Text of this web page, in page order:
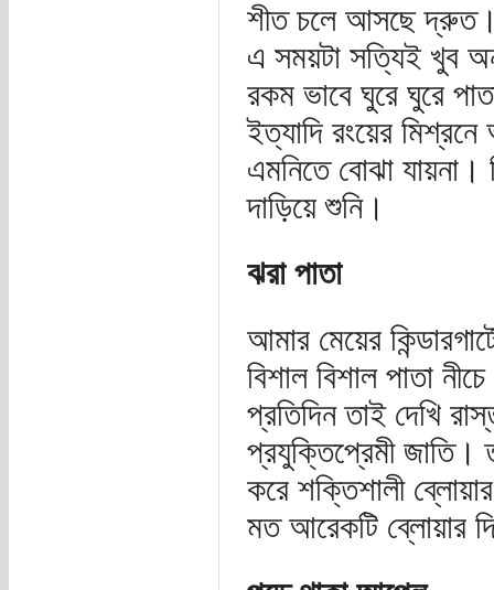
শীত চলে আসছে দ্রুত।
এ সময়টা সত্যিই খুব
রকম ভাবে ঘুরে ঘুরে
ইত্যাদি রংয়ের
এমনিতে বোঝা
দাড়িয়ে শুনি।
ঝরা পাতা
আমার মেয়ের
বিশাল বিশাল পাতা
প্রতিদিন তাই দেখি
প্রযুক্তিপ্রেমী জাতি।
করে শক্তিশালী
মত আরেকটি ব্লোয়ার